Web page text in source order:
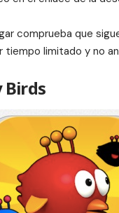
comprueba que
tiempo limitado y no
Birds